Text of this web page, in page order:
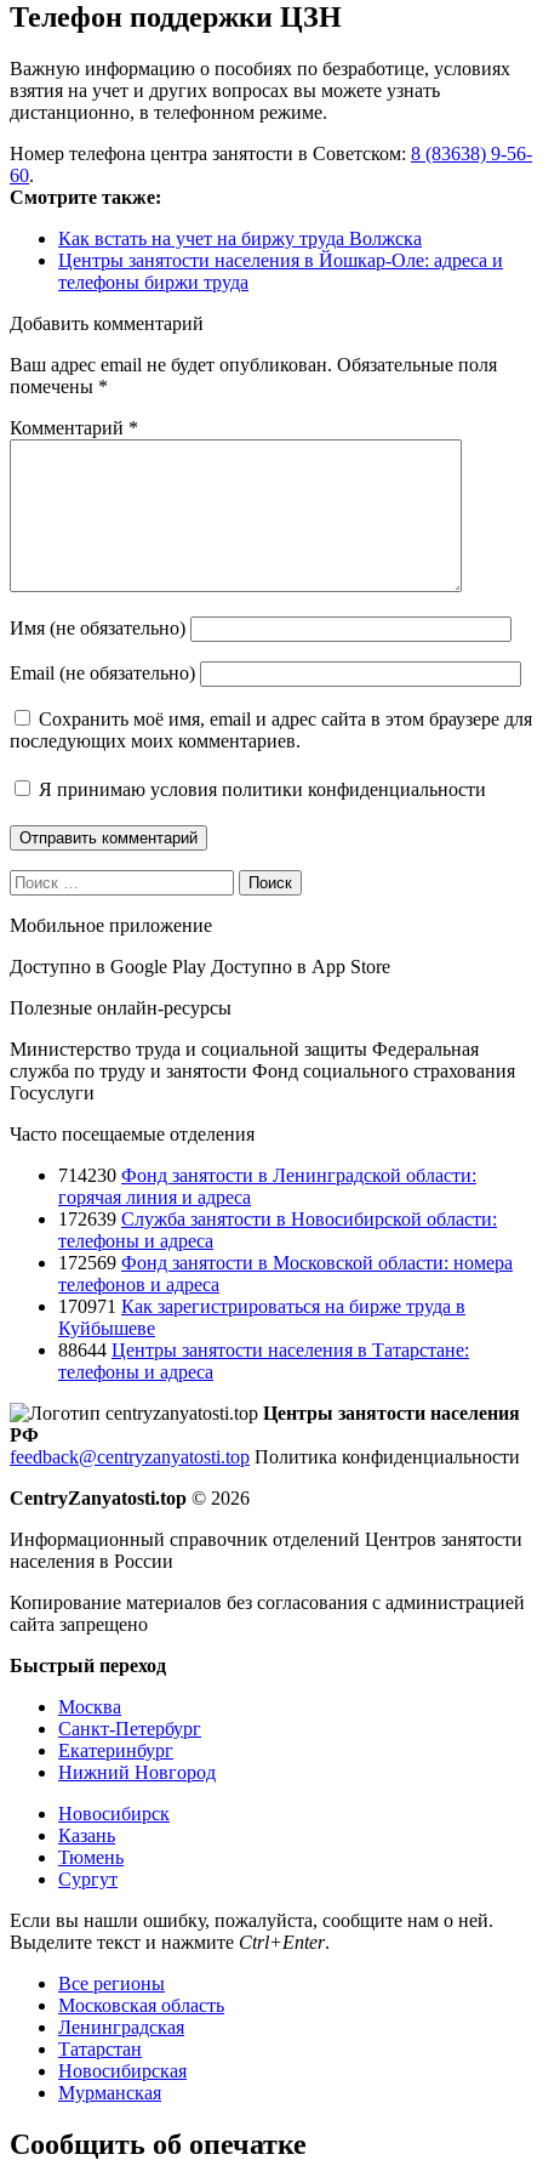
Телефон поддержки ЦЗН
Важную информацию о пособиях по безработице, условиях
взятия на учет и других вопросах вы можете узнать
дистанционно, в телефонном режиме.
Номер телефона центра занятости в Советском: 8 (83638) 9-56-
60.
Смотрите также:
Как встать на учет на биржу труда Волжска
Центры занятости населения в Йошкар-Оле: адреса и
телефоны биржи труда
Добавить комментарий
Ваш адрес email не будет опубликован. Обязательные поля
помечены *
Комментарий *
Имя (не обязательно)
Email (не обязательно)
Сохранить моё имя, email и адрес сайта в этом браузере для
последующих моих комментариев.
Я принимаю условия политики конфиденциальности
Поиск
Мобильное приложение
Доступно в Google Play Доступно в App Store
Полезные онлайн-ресурсы
Министерство труда и социальной защиты Федеральная
служба по труду и занятости Фонд социального страхования
Госуслуги
Часто посещаемые отделения
714230 Фонд занятости в Ленинградской области:
горячая линия и адреса
172639 Служба занятости в Новосибирской области:
телефоны и адреса
172569 Фонд занятости в Московской области: номера
телефонов и адреса
170971 Как зарегистрироваться на бирже труда в
Куйбышеве
88644 Центры занятости населения в Татарстане:
телефоны и адреса
Центры занятости населения
РФ
feedback@centryzanyatosti.top Политика конфиденциальности
CentryZanyatosti.top © 2026
Информационный справочник отделений Центров занятости
населения в России
Копирование материалов без согласования с администрацией
сайта запрещено
Быстрый переход
Москва
Санкт-Петербург
Екатеринбург
Нижний Новгород
Новосибирск
Казань
Тюмень
Сургут
Если вы нашли ошибку, пожалуйста, сообщите нам о ней.
Выделите текст и нажмите Ctrl+Enter.
Все регионы
Московская область
Ленинградская
Татарстан
Новосибирская
Мурманская
Сообщить об опечатке